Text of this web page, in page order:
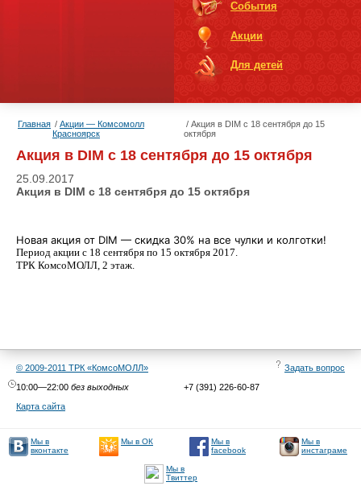
События
Акции
Для детей
Главная
Акции — Комсомолл
Красноярск
Акция в DIM с 18 сентября до 15
октября
Акция в DIM с 18 сентября до 15 октября
25.09.2017
Акция в DIM с 18 сентября до 15 октября
Новая акция от DIM — скидка 30% на все чулки и колготки!
Период акции с 18 сентября по 15 октября 2017.
ТРК КомсоМОЛЛ, 2 этаж.
© 2009-2011 ТРК «КомсоМОЛЛ»
Задать вопрос
10:00—22:00 без выходных
+7 (391) 226-60-87
Карта сайта
Мы в
вконтакте
Мы в ОК
Мы в
facebook
Мы в
инстаграме
Мы в
Твиттер